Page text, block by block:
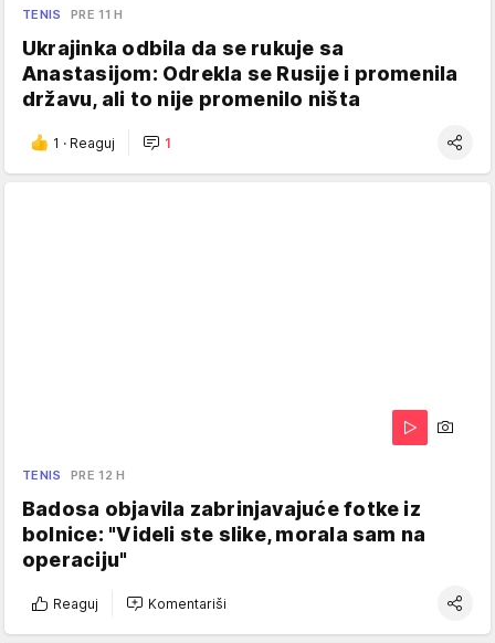
TENIS PRE 11 H
Ukrajinka odbila da se rukuje sa
Anastasijom: Odrekla se Rusije i promenila
državu, ali to nije promenilo ništa
1 · Reaguj 1
TENIS PRE 12 H
Badosa objavila zabrinjavajuće fotke iz
bolnice: "Videli ste slike, morala sam na
operaciju"
Reaguj Komentariši